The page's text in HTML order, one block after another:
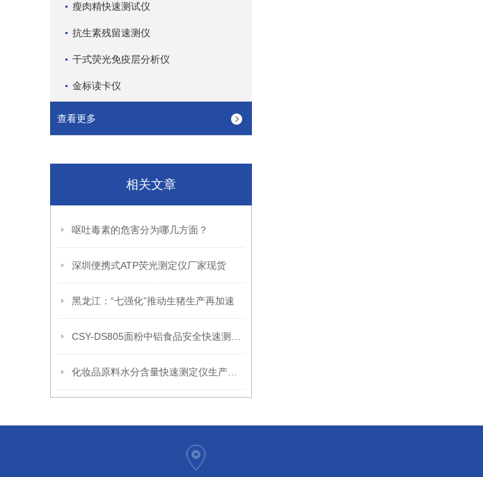
瘦肉精快速测试仪
抗生素残留速测仪
干式荧光免疫层分析仪
金标读卡仪
查看更多
相关文章
呕吐毒素的危害分为哪几方面？
深圳便携式ATP荧光测定仪厂家现货
黑龙江：“七强化”推动生猪生产再加速